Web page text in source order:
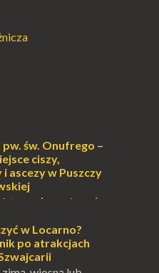
św. Onufrego –
ciszy,
ascezy w Puszczy
to może wydawać
życiem. Dla
z B...
w Locarno?
po atrakcjach